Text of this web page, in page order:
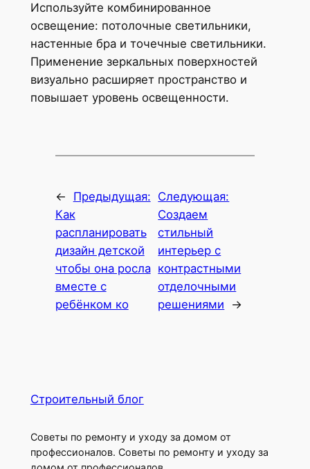
Используйте комбинированное
освещение: потолочные светильники,
настенные бра и точечные светильники.
Применение зеркальных поверхностей
визуально расширяет пространство и
повышает уровень освещенности.
←
Предыдущая:
Как
распланировать
дизайн детской
чтобы она росла
вместе с
ребёнком ко
Следующая:
Создаем
стильный
интерьер с
контрастными
отделочными
решениями
→
Строительный блог
Советы по ремонту и уходу за домом от
профессионалов. Советы по ремонту и уходу за